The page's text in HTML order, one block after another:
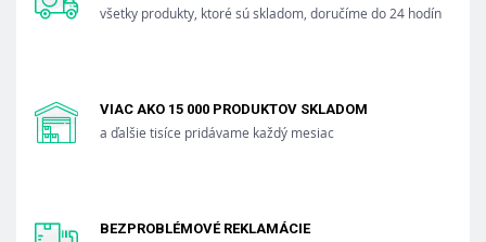
všetky produkty, ktoré sú skladom, doručíme do 24 hodín
VIAC AKO 15 000 PRODUKTOV SKLADOM
a ďalšie tisíce pridávame každý mesiac
BEZPROBLÉMOVÉ REKLAMÁCIE